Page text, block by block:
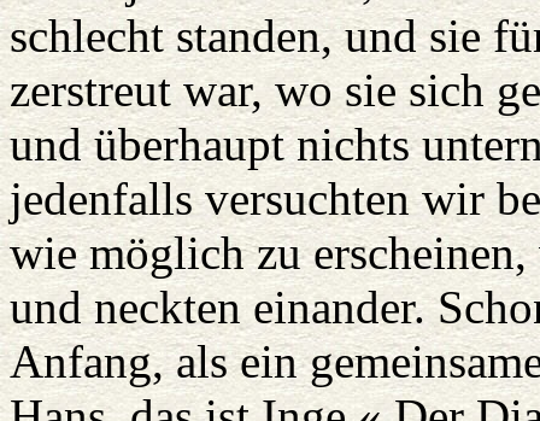
schlecht standen, und sie
zerstreut war, wo sie sich
und überhaupt nichts
jedenfalls versuchten wir
wie möglich zu
und neckten einander.
Anfang, als ein